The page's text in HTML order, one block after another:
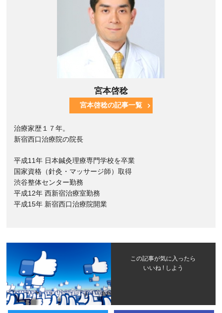
宮本啓稔
宮本啓稔の記事一覧
治療家歴１７年。
新宿西口治療院の院長
平成11年 日本鍼灸理療専門学校を卒業
国家資格（針灸・マッサージ師）取得
渋谷整体センター勤務
平成12年 西新宿治療室勤務
平成15年 新宿西口治療院開業
この記事が気に入ったら
いいね ! しよう